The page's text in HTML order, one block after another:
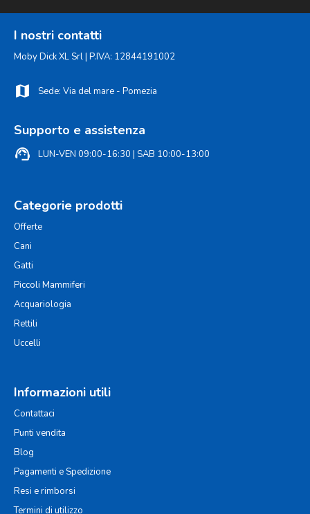
I nostri contatti
Moby Dick XL Srl | P.IVA: 12844191002
map Sede: Via del mare - Pomezia
Supporto e assistenza
support_agent LUN-VEN 09:00-16:30 | SAB 10:00-13:00
Categorie prodotti
Offerte
Cani
Gatti
Piccoli Mammiferi
Acquariologia
Rettili
Uccelli
Informazioni utili
Contattaci
Punti vendita
Blog
Pagamenti e Spedizione
Resi e rimborsi
Termini di utilizzo